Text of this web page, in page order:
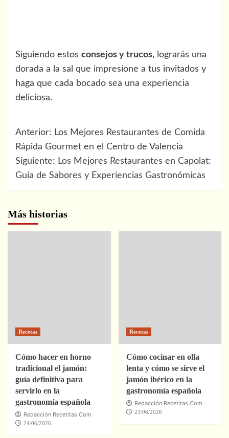
Siguiendo estos consejos y trucos, lograrás una
dorada a la sal que impresione a tus invitados y
haga que cada bocado sea una experiencia
deliciosa.
Navegación
de
entradas
Anterior: Los Mejores Restaurantes de Comida
Rápida Gourmet en el Centro de Valencia
Siguiente: Los Mejores Restaurantes en Capolat:
Guía de Sabores y Experiencias Gastronómicas
Más historias
Recetas
Cómo hacer en horno
tradicional el jamón:
guía definitiva para
servirlo en la
gastronomía española
Redacción Recetitas.Com
24/06/2026
Recetas
Cómo cocinar en olla
lenta y cómo se sirve el
jamón ibérico en la
gastronomía española
Redacción Recetitas.Com
23/06/2026